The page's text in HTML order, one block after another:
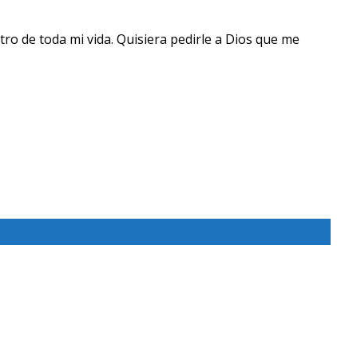
de toda mi vida. Quisiera pedirle a Dios que me